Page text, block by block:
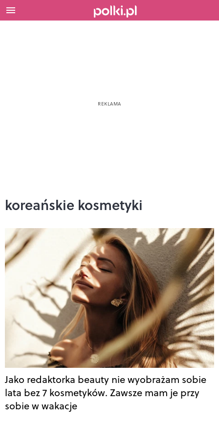
koreańskie kosmetyki
Jako redaktorka beauty nie wyobrażam sobie
lata bez 7 kosmetyków. Zawsze mam je przy
sobie w wakacje